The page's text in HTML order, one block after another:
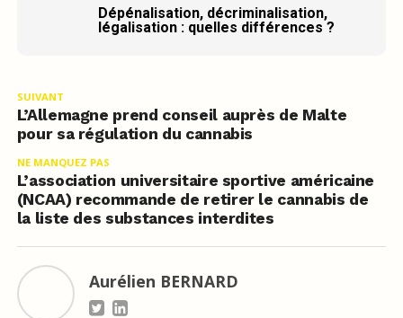
Dépénalisation, décriminalisation,
légalisation : quelles différences ?
SUIVANT
L’Allemagne prend conseil auprès de Malte
pour sa régulation du cannabis
NE MANQUEZ PAS
L’association universitaire sportive américaine
(NCAA) recommande de retirer le cannabis de
la liste des substances interdites
Aurélien BERNARD